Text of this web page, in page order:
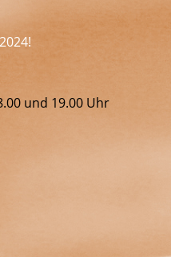
und 19.00 Uhr